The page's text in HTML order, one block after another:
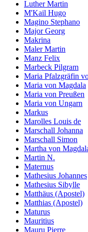
Luther Martin
M'Kail Hugo
Magino Stephano
Major Georg
Makrina
Maler Martin
Manz Felix
Marbeck Pilgram
Maria Pfalzgräfin
Maria von Magdala
Maria von Preußen
Maria von Ungarn
Markus
Marolles Louis de
Marschall Johanna
Marschall Simon
Martha von
Martin N.
Maternus
Mathesius Johannes
Mathesius Sibylle
Matthäus (Apostel)
Matthias (Apostel)
Maturus
Mauritius
Mauru Pierre